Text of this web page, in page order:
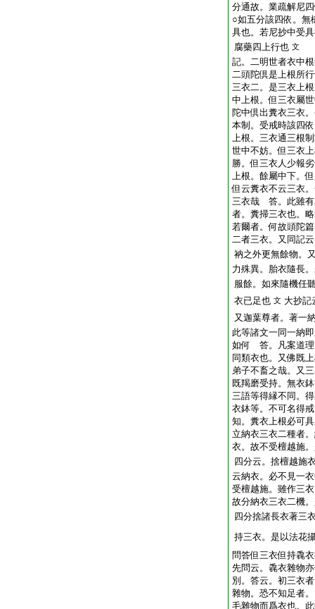
分通故。業疏解尼
○如五分該四依。無
具也。若尼抄中受
腐藥四上行也 文
記。二明世者衣中
二頭陀倶是上根所
三衣二。是三衣上
中上根。但三衣屬
陀中倶出糞衣三衣
本制。受戒時該四
上根。三衣通三根
世中不妨。但三衣
勝。但三衣人少報
上根。餘屬中下。
但云糞衣不云三衣
三衣哉 答。此雖有
者。糞掃三衣也。
若爾者。何故頭陀
二者三衣。又同記
衲之外更無餘物。
力殊異。胎衣隨長
服餘。如來隨機任
衣已足也 文 大抄記
又迦葉尊者。著一
此等諸文一同一納
如何 答。凡案道理
同類衣也。又佛既
弟子不畜之哉。又
既羯磨受持。無衣
三語等得縁不同。
衣鉢等。不可名得
知。糞衣上根必可
立納衣三衣二種者
衣。故不受檀越施
四分云。捨檀越施
云納衣。必不見一
受檀越施。雖作三
故分納衣三衣二機
四分捨諸長衣著三
持三衣。是以法花
問答但三衣但持毳
先問云。毳衣雜物
別。答云。初三衣
雜物。恐不知足者
毛雜物而爲衣也。